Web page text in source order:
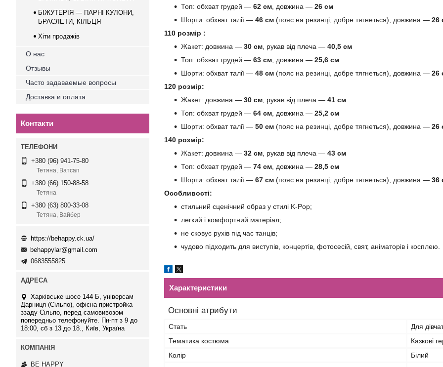
Топ: обхват грудей — 62 см , довжина — 26 см
Шорти: обхват талії — 46 см (пояс на резинці, добре тягнеться), довжина — 26
110 розмір :
Жакет: довжина — 30 см , рукав від плеча — 40,5 см
Топ: обхват грудей — 63 см , довжина — 25,6 см
Шорти: обхват талії — 48 см (пояс на резинці, добре тягнеться), довжина — 26
120 розмір:
Жакет: довжина — 30 см , рукав від плеча — 41 см
Топ: обхват грудей — 64 см , довжина — 25,2 см
Шорти: обхват талії — 50 см (пояс на резинці, добре тягнеться), довжина — 26
140 розмір:
Жакет: довжина — 32 см , рукав від плеча — 43 см
Топ: обхват грудей — 74 см , довжина — 28,5 см
Шорти: обхват талії — 67 см (пояс на резинці, добре тягнеться), довжина — 36
Особливості:
стильний сценічний образ у стилі K-Pop;
легкий і комфортний матеріал;
не сковує рухів під час танців;
чудово підходить для виступів, концертів, фотосесій, свят, аніматорів і косплею.
Характеристики
Основні атрибути
Стать
Для
Тематика костюма
Казкові
Колір
Білий
БІЖУТЕРІЯ — ПАРНІ КУЛОНИ,
БРАСЛЕТИ, КІЛЬЦЯ
Хіти продажів
О нас
Отзывы
Часто задаваемые вопросы
Доставка и оплата
Контакти
+380 (96) 941-75-80
Тетяна, Ватсап
+380 (66) 150-88-58
Тетяна
+380 (63) 800-33-08
Тетяна, Вайбер
https://behappy.ck.ua/
behappylar@gmail.com
0683555825
Харківське шосе 144 Б, універсам
Дарниця (Сільпо), офісна пристройка
ззаду Сільпо, перед самовивозом
попередньо телефонуйте. Пн-пт з 9 до
18:00, сб з 13 до 18., Київ, Україна
BE HAPPY